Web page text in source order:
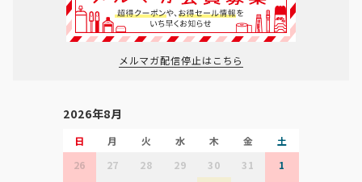
メルマガ配信停止はこちら
2026年8月
日 月 火 水 木 金
土
26
27 28 29 30 31
1